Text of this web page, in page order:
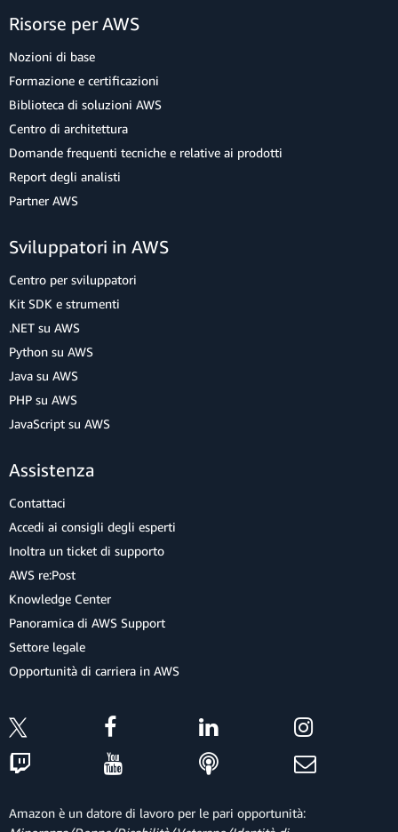
Risorse per AWS
Nozioni di base
Formazione e certificazioni
Biblioteca di soluzioni AWS
Centro di architettura
Domande frequenti tecniche e relative ai prodotti
Report degli analisti
Partner AWS
Sviluppatori in AWS
Centro per sviluppatori
Kit SDK e strumenti
.NET su AWS
Python su AWS
Java su AWS
PHP su AWS
JavaScript su AWS
Assistenza
Contattaci
Accedi ai consigli degli esperti
Inoltra un ticket di supporto
AWS re:Post
Knowledge Center
Panoramica di AWS Support
Settore legale
Opportunità di carriera in AWS
Amazon è un datore di lavoro per le pari opportunità: